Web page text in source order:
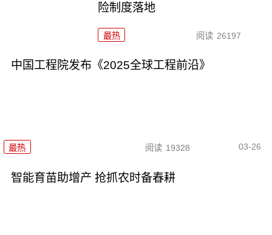
险制度落地
最热 阅读 26197
中国工程院发布《2025全球工程前沿》
最热 阅读 19328 03-26
智能育苗助增产 抢抓农时备春耕